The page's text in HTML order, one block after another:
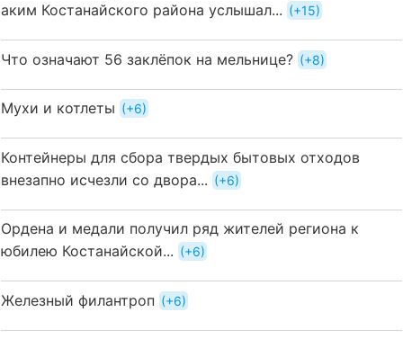
аким Костанайского района услышал...
+15
Что означают 56 заклёпок на мельнице? +8
Мухи и котлеты +6
Контейнеры для сбора твердых бытовых отходов
внезапно исчезли со двора...
+6
Ордена и медали получил ряд жителей региона к
юбилею Костанайской...
+6
Железный филантроп +6